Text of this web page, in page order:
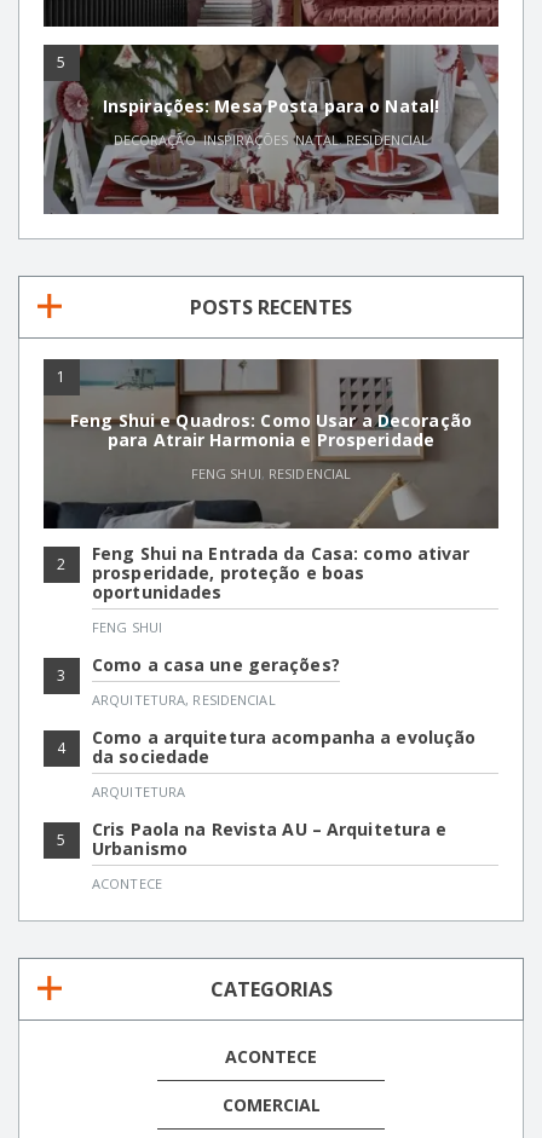
5
Inspirações: Mesa Posta para o Natal!
DECORAÇÃO,INSPIRAÇÕES ,NATAL,RESIDENCIAL
POSTS RECENTES
1
Feng Shui e Quadros: Como Usar a Decoração
para Atrair Harmonia e Prosperidade
FENG SHUI, RESIDENCIAL
2
Feng Shui na Entrada da Casa: como ativar
prosperidade, proteção e boas
oportunidades
FENG SHUI
3 Como a casa une gerações?
ARQUITETURA, RESIDENCIAL
4
Como a arquitetura acompanha a evolução
da sociedade
ARQUITETURA
5
Cris Paola na Revista AU – Arquitetura e
Urbanismo
ACONTECE
CATEGORIAS
ACONTECE
COMERCIAL